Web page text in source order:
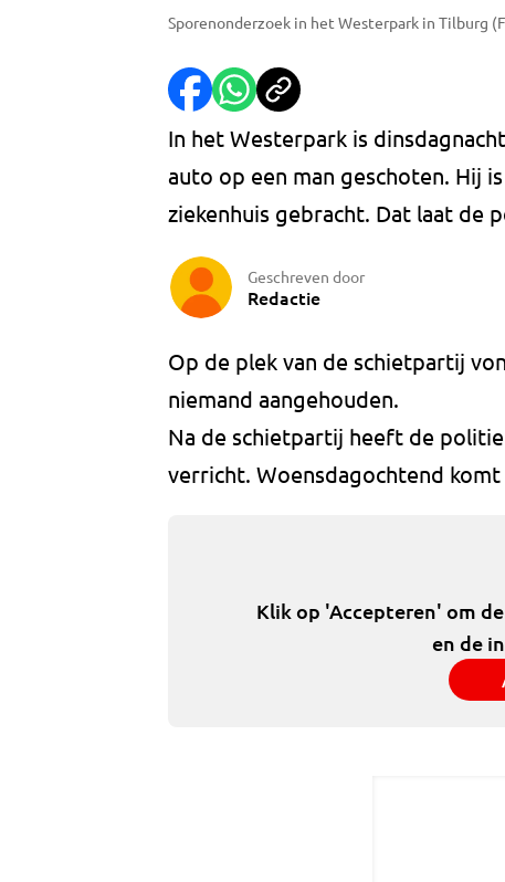
Sporenonderzoek in het Westerpark in Tilburg
In het Westerpark is
auto op een man geschoten. Hij
ziekenhuis gebracht. Dat laat de
Geschreven door
Redactie
Op de plek van de schietpartij
niemand aangehouden.
Na de schietpartij heeft de
verricht. Woensdagochtend
Klik op 'Accepteren' om
en de